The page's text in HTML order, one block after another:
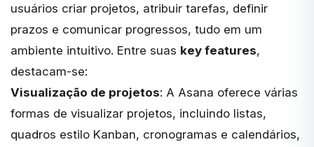
usuários criar projetos, atribuir tarefas, definir
prazos e comunicar progressos, tudo em um
ambiente intuitivo. Entre suas key features,
destacam-se:
Visualização de projetos: A Asana oferece várias
formas de visualizar projetos, incluindo listas,
quadros estilo Kanban, cronogramas e calendários,